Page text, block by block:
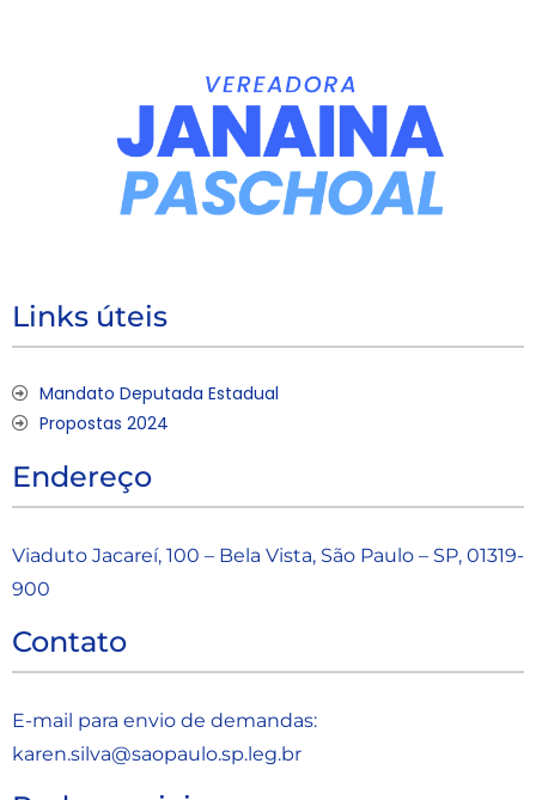
Links úteis
Mandato Deputada Estadual
Propostas 2024
Endereço
Viaduto Jacareí, 100 – Bela Vista, São Paulo – SP, 01319-
900
Contato
E-mail para envio de demandas:
karen.silva@saopaulo.sp.leg.br